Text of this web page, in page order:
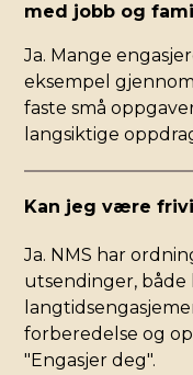
med jobb og
Ja. Mange
eksempel
faste små
langsiktige
Kan jeg være
Ja. NMS har
utsendinger, både
forberedelse og
"Engasjer deg".